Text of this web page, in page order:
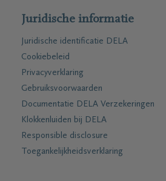
Juridische informatie
Juridische identificatie DELA
Cookiebeleid
Privacyverklaring
Gebruiksvoorwaarden
Documentatie DELA Verzekeringen
Klokkenluiden bij DELA
Responsible disclosure
Toegankelijkheidsverklaring